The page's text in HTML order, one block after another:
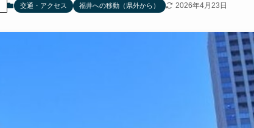
交通・アクセス 福井への移動（県外から） 2026年4月23日